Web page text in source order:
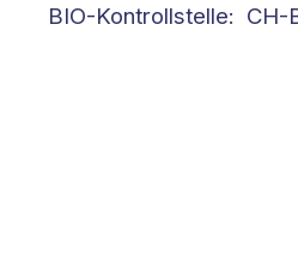
BIO-Kontrollstelle: CH-